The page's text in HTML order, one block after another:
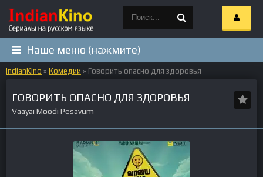
Наше меню (нажмите)
IndianKino » Комедии » Говорить опасно для здоровья
ГОВОРИТЬ ОПАСНО ДЛЯ ЗДОРОВЬЯ
Vaayai Moodi Pesavum